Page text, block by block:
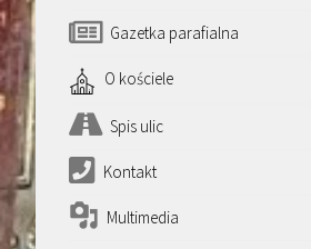
Gazetka parafialna
O kościele
Spis ulic
Kontakt
Multimedia